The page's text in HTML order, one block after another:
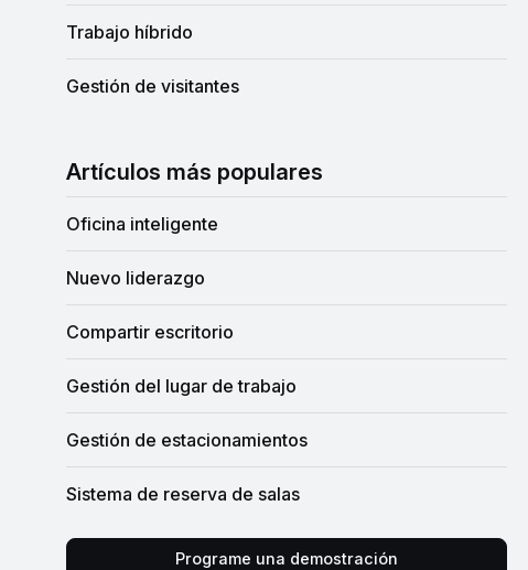
Trabajo híbrido
Gestión de visitantes
Artículos más populares
Oficina inteligente
Nuevo liderazgo
Compartir escritorio
Gestión del lugar de trabajo
Gestión de estacionamientos
Sistema de reserva de salas
Programe una demostración